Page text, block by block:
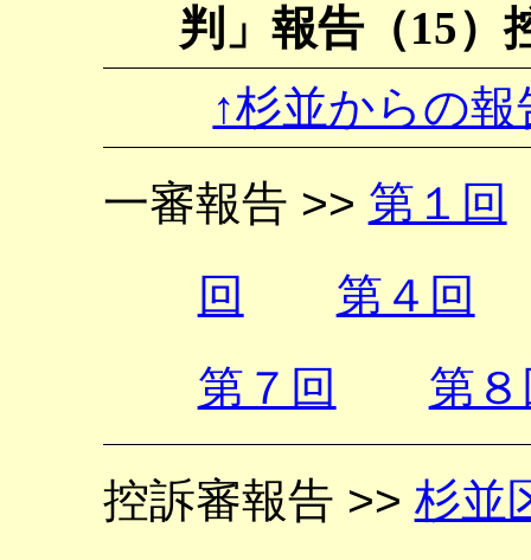
判」報告（15）
↑杉並からの報
一審報告 >> 第１回
回
第４回
第７回
第
控訴審報告 >> 杉並